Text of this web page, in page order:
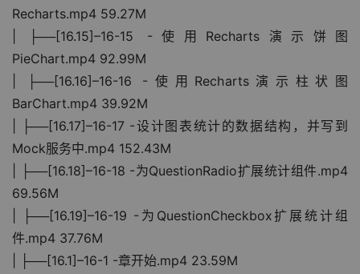
Recharts.mp4 59.27M
| ├──[16.15]–16-15 -使用Recharts演示饼图
PieChart.mp4 92.99M
| ├──[16.16]–16-16 -使用Recharts演示柱状图
BarChart.mp4 39.92M
| ├──[16.17]–16-17 -设计图表统计的数据结构，并写到
Mock服务中.mp4 152.43M
| ├──[16.18]–16-18 -为QuestionRadio扩展统计组件.mp4
69.56M
| ├──[16.19]–16-19 -为QuestionCheckbox扩展统计组
件.mp4 37.76M
| ├──[16.1]–16-1 -章开始.mp4 23.59M